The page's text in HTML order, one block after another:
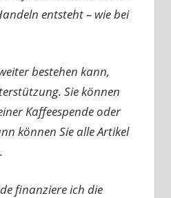
entsteht – wie bei
bestehen kann,
Sie können
Kaffeespende oder
können Sie alle Artikel
finanziere ich die